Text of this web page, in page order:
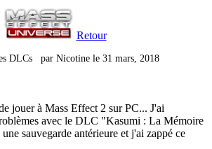
Retour
DLCs par Nicotine le 31 mars, 2018
jouer à Mass Effect 2 sur PC... J'ai
avec le DLC "Kasumi : La Mémoire
sauvegarde antérieure et j'ai zappé ce